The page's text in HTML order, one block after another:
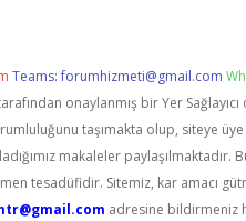
Teams:forumhizmeti@gmail.com
onaylanmış bir Yer
taşımakta olup, siteye
makaleler
tesadüfidir. Sitemiz, kar amacı
adresine bildirmeniz